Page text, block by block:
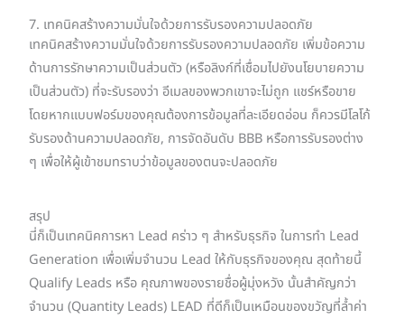
7. เทคนิคสร้างความมั่นใจด้วยการรับรองความปลอดภัย
เทคนิคสร้างความมั่นใจด้วยการรับรองความปลอดภัย เพิ่มข้อความ
ด้านการรักษาความเป็นส่วนตัว (หรือลิงก์ที่เชื่อมไปยังนโยบายความ
เป็นส่วนตัว) ที่จะรับรองว่า อีเมลของพวกเขาจะไม่ถูก แชร์หรือขาย
โดยหากแบบฟอร์มของคุณต้องการข้อมูลที่ละเอียดอ่อน ก็ควรมีโลโก้
รับรองด้านความปลอดภัย, การจัดอันดับ BBB หรือการรับรองต่าง
ๆ เพื่อให้ผู้เข้าชมทราบว่าข้อมูลของตนจะปลอดภัย
สรุป
นี่ก็เป็นเทคนิคการหา Lead คร่าว ๆ สำหรับธุรกิจ ในการทำ Lead
Generation เพื่อเพิ่มจำนวน Lead ให้กับธุรกิจของคุณ สุดท้ายนี้
Qualify Leads หรือ คุณภาพของรายชื่อผู้มุ่งหวัง นั้นสำคัญกว่า
จำนวน (Quantity Leads) LEAD ที่ดีก็เป็นเหมือนของขวัญที่ล้ำค่า